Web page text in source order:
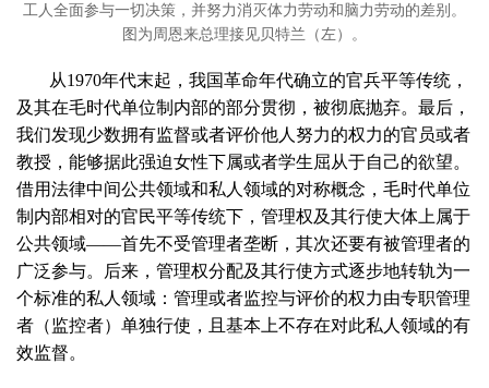
工人全面参与一切决策，并努力消灭体力劳动和脑力劳动的差别。
图为周恩来总理接见贝特兰（左）。
从1970年代末起，我国革命年代确立的官兵平等传统，
及其在毛时代单位制内部的部分贯彻，被彻底抛弃。最后，
我们发现少数拥有监督或者评价他人努力的权力的官员或者
教授，能够据此强迫女性下属或者学生屈从于自己的欲望。
借用法律中间公共领域和私人领域的对称概念，毛时代单位
制内部相对的官民平等传统下，管理权及其行使大体上属于
公共领域——首先不受管理者垄断，其次还要有被管理者的
广泛参与。后来，管理权分配及其行使方式逐步地转轨为一
个标准的私人领域：管理或者监控与评价的权力由专职管理
者（监控者）单独行使，且基本上不存在对此私人领域的有
效监督。